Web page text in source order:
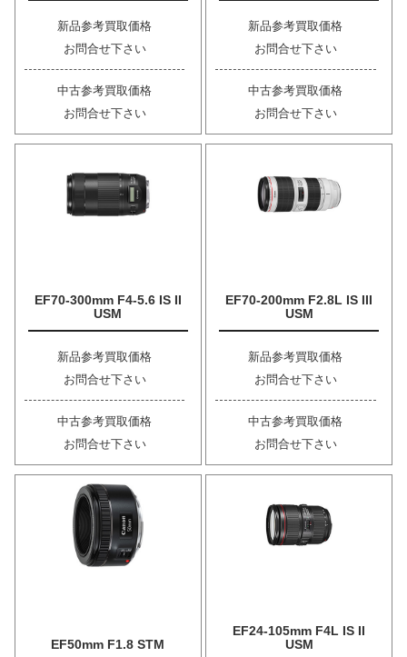
新品参考買取価格
お問合せ下さい
中古参考買取価格
お問合せ下さい
新品参考買取価格
お問合せ下さい
中古参考買取価格
お問合せ下さい
EF70-300mm F4-5.6 IS II
USM
新品参考買取価格
お問合せ下さい
中古参考買取価格
お問合せ下さい
EF70-200mm F2.8L IS III
USM
新品参考買取価格
お問合せ下さい
中古参考買取価格
お問合せ下さい
EF50mm F1.8 STM
EF24-105mm F4L IS II
USM